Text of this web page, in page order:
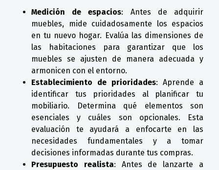
Medición de espacios: Antes de adquirir
muebles, mide cuidadosamente los espacios
en tu nuevo hogar. Evalúa las dimensiones de
las habitaciones para garantizar que los
muebles se ajusten de manera adecuada y
armonicen con el entorno.
Establecimiento de prioridades: Aprende a
identificar tus prioridades al planificar tu
mobiliario. Determina qué elementos son
esenciales y cuáles son opcionales. Esta
evaluación te ayudará a enfocarte en las
necesidades fundamentales y a tomar
decisiones informadas durante tus compras.
Presupuesto realista: Antes de lanzarte a